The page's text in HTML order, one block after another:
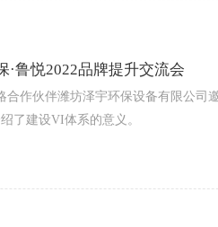
·鲁悦2022品牌提升交流会
合作伙伴潍坊泽宇环保设备有限公司
了建设VI体系的意义。